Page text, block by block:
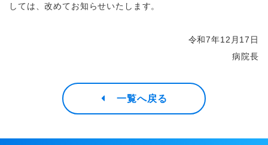
しては、改めてお知らせいたします。
令和7年12月17日
病院長
一覧へ戻る